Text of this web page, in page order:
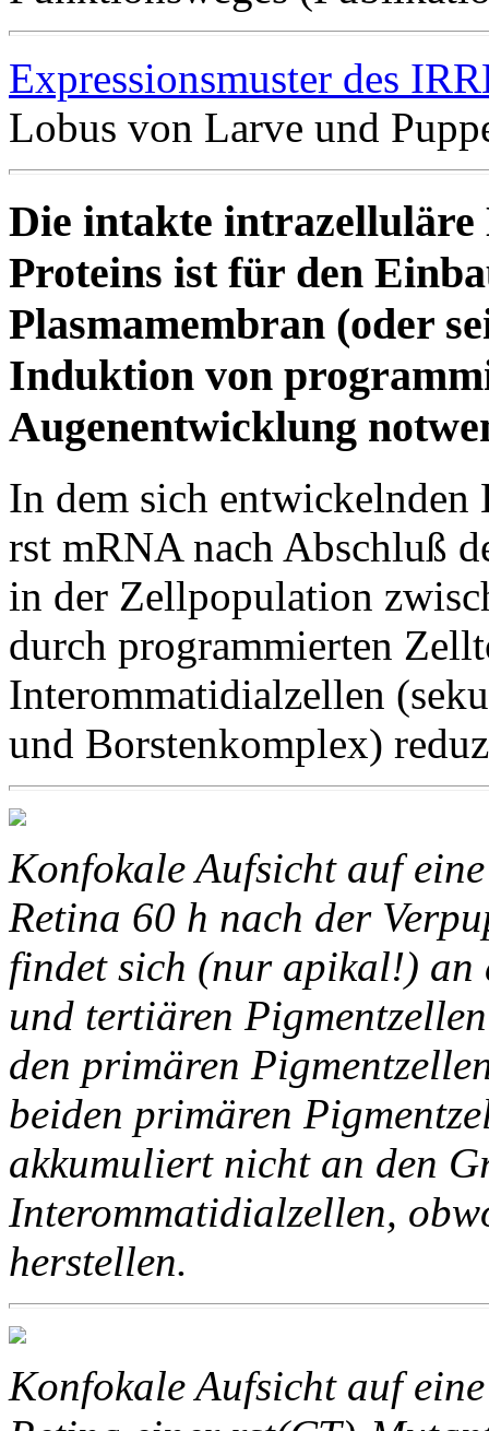
Expressionsmuster des
Lobus von Larve und
Die intakte intrazelluläre
Proteins ist für den
Plasmamembran (oder
Induktion von
Augenentwicklung
In dem sich
rst mRNA nach Abschluß
in der Zellpopulation
durch programmierten
Interommatidialzellen
und Borstenkomplex)
Konfokale Aufsicht auf
Retina 60 h nach der
findet sich (nur apikal!) an
und tertiären
den primären
beiden primären
akkumuliert nicht an den
Interommatidialzellen,
herstellen.
Konfokale Aufsicht auf